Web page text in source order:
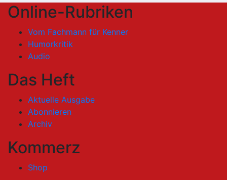
Online-Rubriken
Vom Fachmann für Kenner
Humorkritik
Audio
Das Heft
Aktuelle Ausgabe
Abonnieren
Archiv
Kommerz
Shop